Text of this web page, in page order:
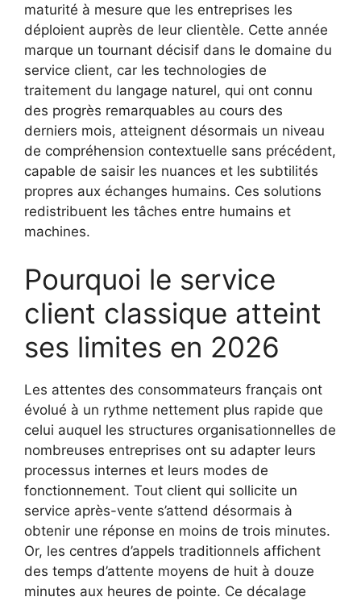
maturité à mesure que les entreprises les
déploient auprès de leur clientèle. Cette année
marque un tournant décisif dans le domaine du
service client, car les technologies de
traitement du langage naturel, qui ont connu
des progrès remarquables au cours des
derniers mois, atteignent désormais un niveau
de compréhension contextuelle sans précédent,
capable de saisir les nuances et les subtilités
propres aux échanges humains. Ces solutions
redistribuent les tâches entre humains et
machines.
Pourquoi le service
client classique atteint
ses limites en 2026
Les attentes des consommateurs français ont
évolué à un rythme nettement plus rapide que
celui auquel les structures organisationnelles de
nombreuses entreprises ont su adapter leurs
processus internes et leurs modes de
fonctionnement. Tout client qui sollicite un
service après-vente s’attend désormais à
obtenir une réponse en moins de trois minutes.
Or, les centres d’appels traditionnels affichent
des temps d’attente moyens de huit à douze
minutes aux heures de pointe. Ce décalage